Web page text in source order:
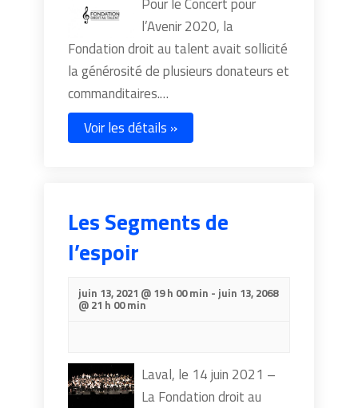
l’Avenir 2020, la
Fondation droit au talent avait sollicité
la générosité de plusieurs donateurs et
commanditaires.…
Voir les détails »
Les Segments de
l’espoir
juin 13, 2021 @ 19 h 00 min - juin 13, 2068
@ 21 h 00 min
Laval, le 14 juin 2021 –
La Fondation droit au